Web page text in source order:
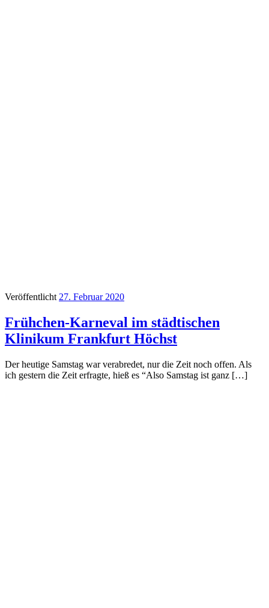
Veröffentlicht27. Februar 2020
Frühchen-Karneval im städtischen
Klinikum Frankfurt Höchst
Der heutige Samstag war verabredet, nur die Zeit noch offen. Als
ich gestern die Zeit erfragte, hieß es “Also Samstag ist ganz […]